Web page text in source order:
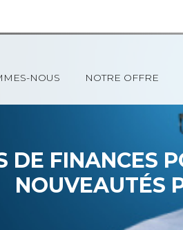
NOUS NOTRE OFFRE
DE FINANCES
NOUVEAUTÉS